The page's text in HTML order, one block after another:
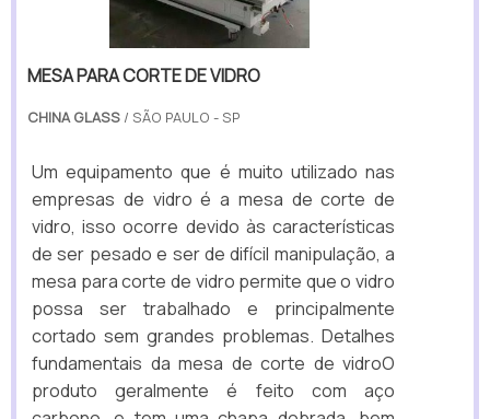
MESA PARA CORTE DE VIDRO
CHINA GLASS / SÃO PAULO - SP
Um equipamento que é muito utilizado nas
empresas de vidro é a mesa de corte de
vidro, isso ocorre devido às características
de ser pesado e ser de difícil manipulação, a
mesa para corte de vidro permite que o vidro
possa ser trabalhado e principalmente
cortado sem grandes problemas. Detalhes
fundamentais da mesa de corte de vidroO
produto geralmente é feito com aço